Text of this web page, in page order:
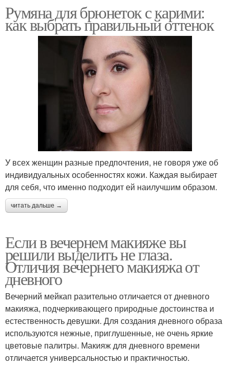
Румяна для брюнеток с карими:
как выбрать правильный оттенок
У всех женщин разные предпочтения, не говоря уже об
индивидуальных особенностях кожи. Каждая выбирает
для себя, что именно подходит ей наилучшим образом.
читать дальше →
Если в вечернем макияже вы
решили выделить не глаза.
Отличия вечернего макияжа от
дневного
Вечерний мейкап разительно отличается от дневного
макияжа, подчеркивающего природные достоинства и
естественность девушки. Для создания дневного образа
используются нежные, приглушенные, не очень яркие
цветовые палитры. Макияж для дневного времени
отличается универсальностью и практичностью.